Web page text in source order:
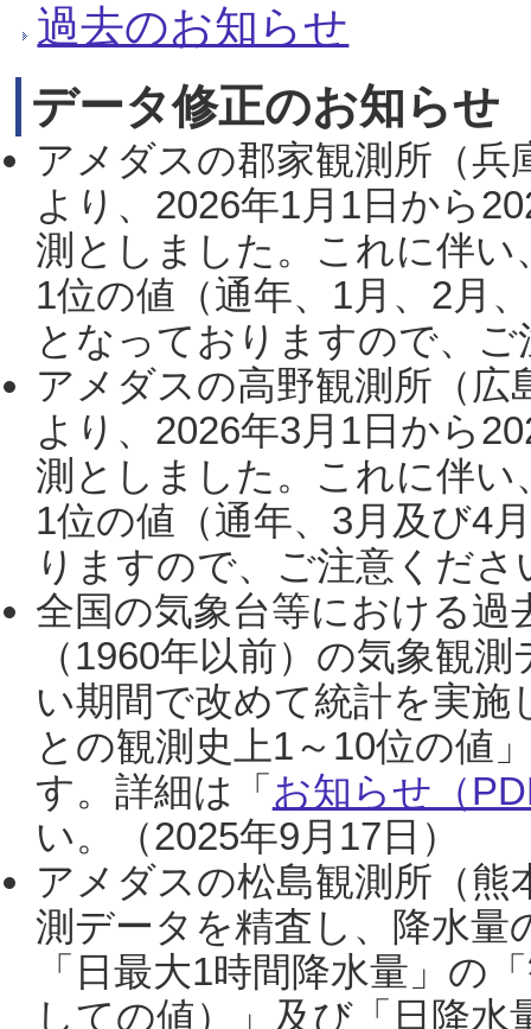
過去のお知らせ
データ修正のお知らせ
アメダスの郡家観測所（
より、2026年1月1日から
測としました。これに伴い
1位の値（通年、1月、2月
となっておりますので、
アメダスの高野観測所（
より、2026年3月1日から
測としました。これに伴い
1位の値（通年、3月及び4
りますので、ご注意くだ
全国の気象台等における過
（1960年以前）の気象観
い期間で改めて統計を実
との観測史上1～10位の値
す。詳細は「 お知らせ（
い。（2025年9月17日）
アメダスの松島観測所（熊
測データを精査し、降水
「日最大1時間降水量」の
しての値）」及び「日降